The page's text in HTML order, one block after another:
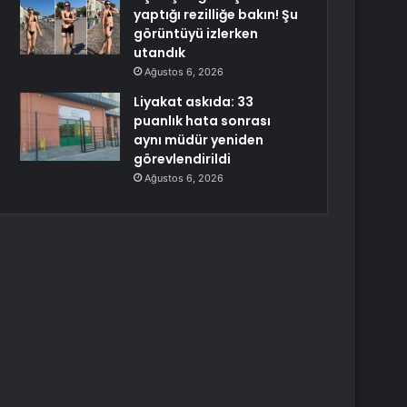
yaptığı rezilliğe bakın! Şu
görüntüyü izlerken
utandık
Ağustos 6, 2026
Liyakat askıda: 33
puanlık hata sonrası
aynı müdür yeniden
görevlendirildi
Ağustos 6, 2026